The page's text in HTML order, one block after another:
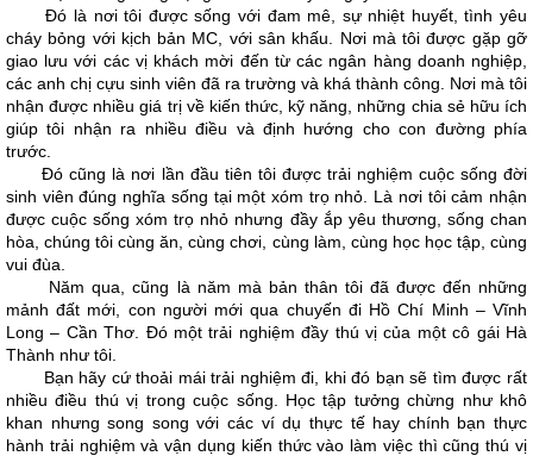
Đó là nơi tôi được sống với đam mê, sự nhiệt huyết, tình yêu
cháy bỏng với kịch bản MC, với sân khấu. Nơi mà tôi được gặp gỡ
giao lưu với các vị khách mời đến từ các ngân hàng doanh nghiệp,
các anh chị cựu sinh viên đã ra trường và khá thành công. Nơi mà tôi
nhận được nhiều giá trị về kiến thức, kỹ năng, những chia sẻ hữu ích
giúp tôi nhận ra nhiều điều và định hướng cho con đường phía
trước.
Đó cũng là nơi lần đầu tiên tôi được trải nghiệm cuộc sống đời
sinh viên đúng nghĩa sống tại một xóm trọ nhỏ. Là nơi tôi cảm nhận
được cuộc sống xóm trọ nhỏ nhưng đầy ắp yêu thương, sống chan
hòa, chúng tôi cùng ăn, cùng chơi, cùng làm, cùng học học tập, cùng
vui đùa.
Năm qua, cũng là năm mà bản thân tôi đã được đến những
mảnh đất mới, con người mới qua chuyến đi Hồ Chí Minh – Vĩnh
Long – Cần Thơ. Đó một trải nghiệm đầy thú vị của một cô gái Hà
Thành như tôi.
Bạn hãy cứ thoải mái trải nghiệm đi, khi đó bạn sẽ tìm được rất
nhiều điều thú vị trong cuộc sống. Học tập tưởng chừng như khô
khan nhưng song song với các ví dụ thực tế hay chính bạn thực
hành trải nghiệm và vận dụng kiến thức vào làm việc thì cũng thú vị